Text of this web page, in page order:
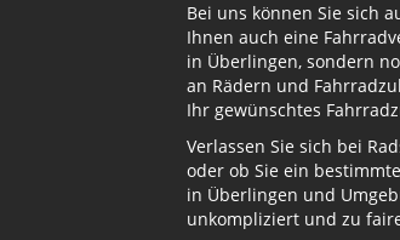
Bei uns können Sie sich
Ihnen auch eine
in Überlingen, sondern
an Rädern und
Ihr gewünschtes
Verlassen Sie sich bei
oder ob Sie ein
in Überlingen und
unkompliziert und zu